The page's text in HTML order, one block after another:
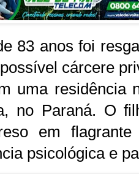
83 anos foi
cárcere
uma residência
no Paraná. O
em
psicológica e